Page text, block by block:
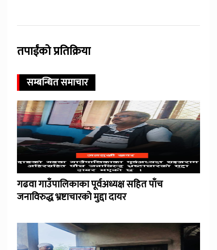
तपाईंको प्रतिक्रिया
सम्बन्धित समाचार
गढवा गाउँपालिकाका पूर्वअध्यक्ष सहित पाँच
जनाविरुद्ध भ्रष्टाचारको मुद्दा दायर